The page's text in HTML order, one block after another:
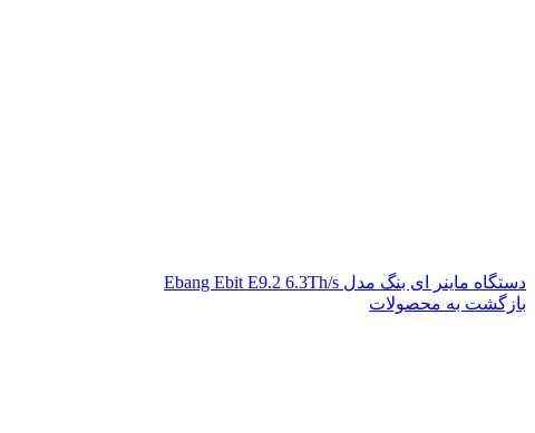
دستگاه ماینر ای بنگ مدل Ebang Ebit E9.2 6.3Th/s
بازگشت به محصولات